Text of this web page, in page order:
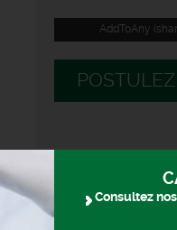
AddToAny
POSTULEZ
Consultez